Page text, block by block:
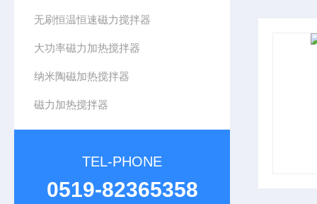
无刷恒温恒速磁力搅拌器
大功率磁力加热搅拌器
纳米陶磁加热搅拌器
磁力加热搅拌器
TEL-PHONE
0519-82365358